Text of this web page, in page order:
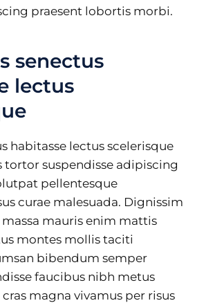
praesent lobortis morbi.
senectus
lectus
habitasse lectus scelerisque
suspendisse adipiscing
pellentesque
curae malesuada. Dignissim
mauris enim mattis
montes mollis taciti
bibendum semper
faucibus nibh metus
magna vivamus per risus